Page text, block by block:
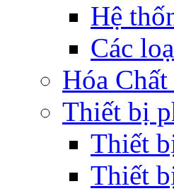
Hệ
Các
Hóa
Thiết bị
Thiết
Thiết